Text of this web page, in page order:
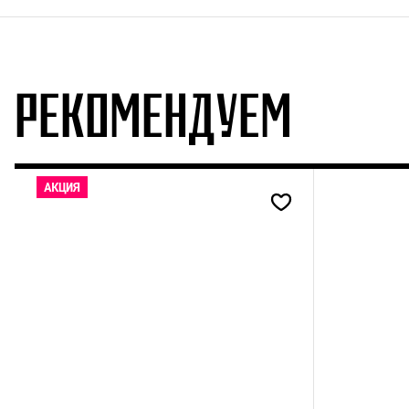
РЕКОМЕНДУЕМ
АКЦИЯ